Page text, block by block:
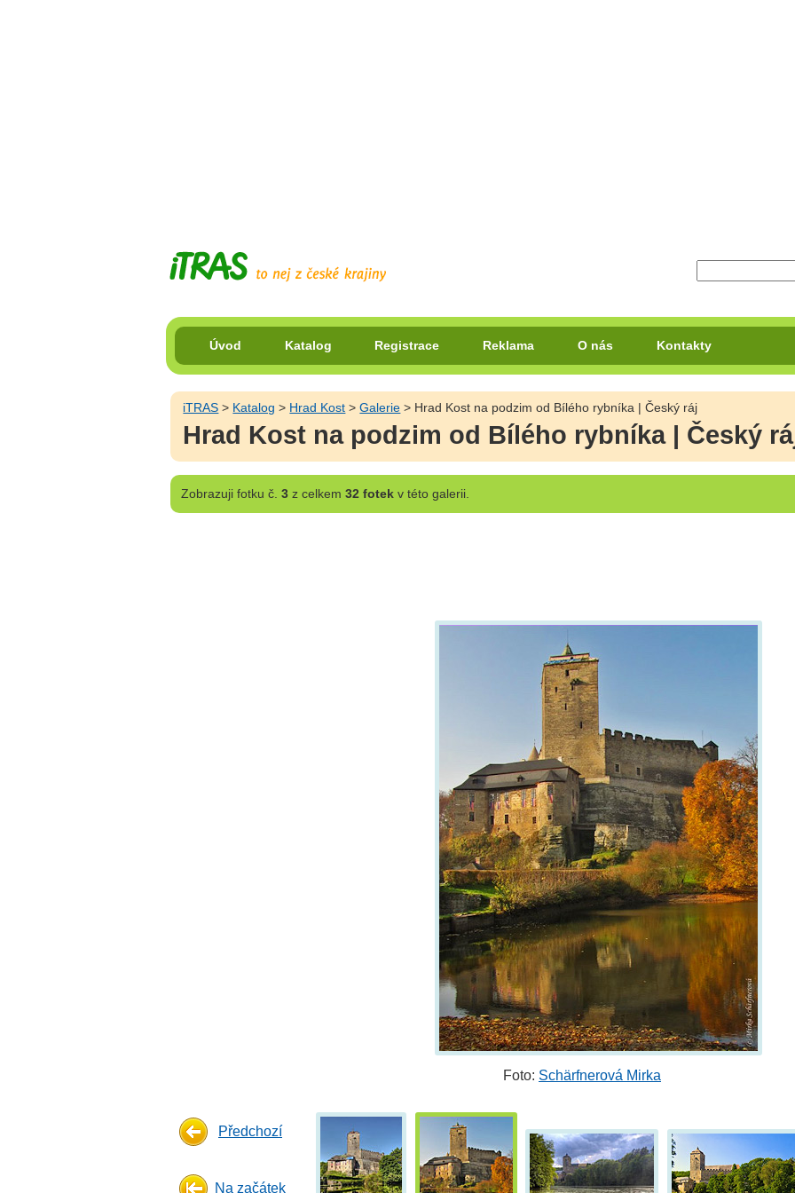
Úvod Katalog Registrace Reklama O nás Kontakty
iTRAS > Katalog > Hrad Kost >Galerie > Hrad Kost na podzim od Bílého rybníka | Český ráj
Hrad Kost na podzim od Bílého rybníka | Český
Zobrazujifotku č. 3z celkem 32 fotekv této galerii.
Foto: Schärfnerová Mirka
Předchozí
Na začátek